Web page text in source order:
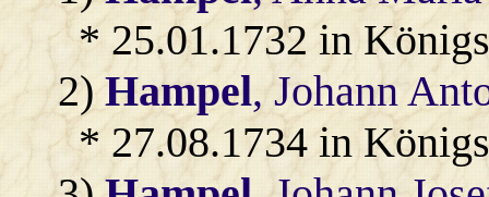
* 25.01.1732 in
2)Hampel, Johann
* 27.08.1734 in